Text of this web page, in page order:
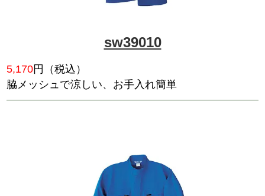
円（税込）
ISO20471:2013の基準に準拠し
4.8★★★★☆